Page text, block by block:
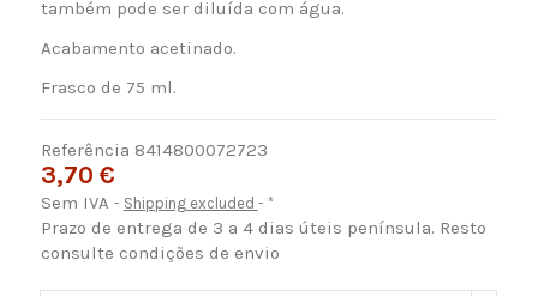
também pode ser diluída com água.
Acabamento acetinado.
Frasco de 75 ml.
Referência 8414800072723
3,70 €
Sem IVA Shipping excluded *
Prazo de entrega de 3 a 4 dias úteis península. Resto
consulte condições de envio